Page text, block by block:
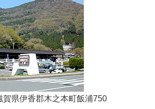
賀県伊香郡木之本町飯浦750